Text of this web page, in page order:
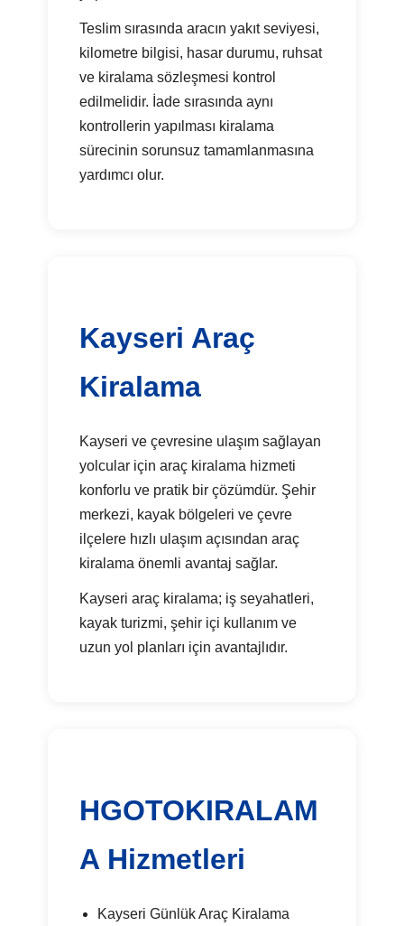
Teslim sırasında aracın yakıt seviyesi,
kilometre bilgisi, hasar durumu, ruhsat
ve kiralama sözleşmesi kontrol
edilmelidir. İade sırasında aynı
kontrollerin yapılması kiralama
sürecinin sorunsuz tamamlanmasına
yardımcı olur.
Kayseri Araç
Kiralama
Kayseri ve çevresine ulaşım sağlayan
yolcular için araç kiralama hizmeti
konforlu ve pratik bir çözümdür. Şehir
merkezi, kayak bölgeleri ve çevre
ilçelere hızlı ulaşım açısından araç
kiralama önemli avantaj sağlar.
Kayseri araç kiralama; iş seyahatleri,
kayak turizmi, şehir içi kullanım ve
uzun yol planları için avantajlıdır.
HGOTOKIRALAM
A Hizmetleri
Kayseri Günlük Araç Kiralama